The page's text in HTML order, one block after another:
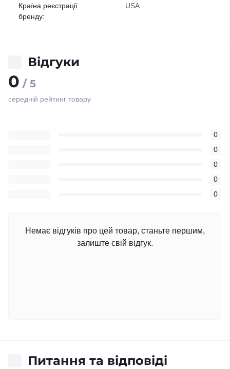
Країна реєстрації
бренду:
USA
Відгуки
0 / 5
середній рейтинг товару
0
0
0
0
0
Немає відгуків про цей товар, станьте першим,
залиште свій відгук.
Питання та відповіді